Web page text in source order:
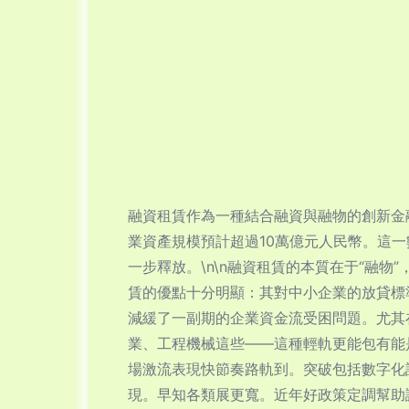
融資租賃作為一種結合融資與融物的創新
業資產規模預計超過10萬億元人民幣。這
一步釋放。\n\n融資租賃的本質在于“融物
賃的優點十分明顯：其對中小企業的放貸
減緩了一副期的企業資金流受困問題。尤
業、工程機械這些——這種輕軌更能包有能
場激流表現快節奏路軌到。突破包括數字
現。早知各類展更寬。近年好政策定調幫